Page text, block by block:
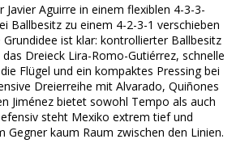
Javier Aguirre in einem flexiblen 4-3-3-
Ballbesitz zu einem 4-2-3-1 verschieben
ist klar: kontrollierter Ballbesitz
Dreieck Lira-Romo-Gutiérrez, schnelle
Flügel und ein kompaktes Pressing bei
Dreierreihe mit Alvarado, Quiñones
Jiménez bietet sowohl Tempo als auch
steht Mexiko extrem tief und
Gegner kaum Raum zwischen den Linien.